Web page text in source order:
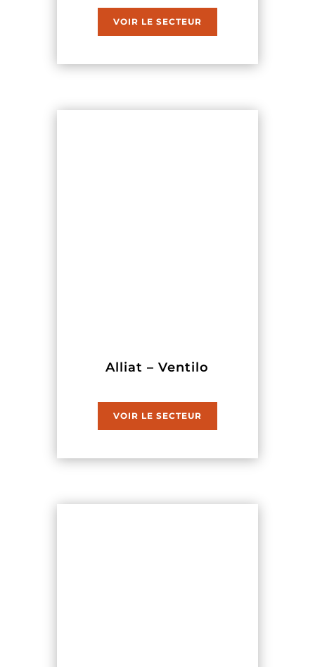
VOIR LE SECTEUR
Alliat – Ventilo
VOIR LE SECTEUR